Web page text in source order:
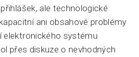
ale technologické
ani obsahové problémy
elektronického systému
přes diskuze o nevhodných